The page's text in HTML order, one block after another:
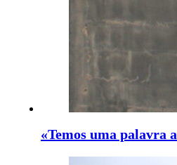
«Temos uma palavra